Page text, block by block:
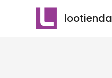
lootienda